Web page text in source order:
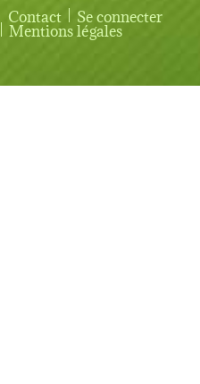
User account menu
Contact Se connecter
Mentions légales